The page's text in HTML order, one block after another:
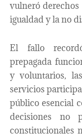
vulneró
igualdad y la no
El fallo
prepagada
y voluntarios,
servicios
público esencial
decisiones no
constitucionales